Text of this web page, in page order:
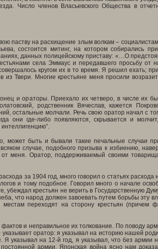
Число членов Власьевского Общества в
паству на расхищение злым волкам –
состоится митинг, на котором собирались
данных полицейскому приставу: «…О
села Эммаус и передавшего просьбу от
кругом их в то время. Я решил ехать;
Твери. Многие крестьяне меня просили
и ораторы. Приехало их четверо, в числе их
родственник Вячеслав, кажется
остальные молчали. Речь свою оратор начал с
они где-либо появляются, скрывается и
может быть и бывали такие печальные случаи
случае, подобного призыва к избиению,
меня. Оратор, поддерживаемый своими
за 1904 год, много говорил о статьях расхода
и тому подобное. Говорил много о начале
убеждал крестьян не верить в Государственную
что народ должен завоевать путем борьбы эту
переходят на сторону крестьян (причем
и неправильное их толкование. По поводу
оратор: я указывал на историю нашей
Я указывал на 12-й год, я указывал, что без
армии. Японская война ясно нам